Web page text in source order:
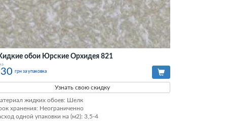
обои Юрские Орхидея 821
грн за упаковка
Узнать свою скидку
жидких обоев: Шелк
хранения: Неограниченно
одной упаковки на (м2): 3,5-4